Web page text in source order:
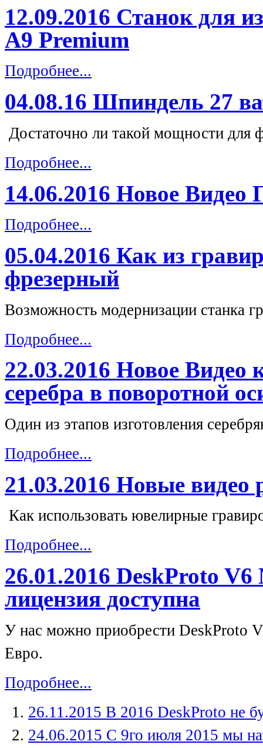
12.09.2016 Станок для
A9 Premium
Подробнее...
04.08.16 Шпиндель 27
Достаточно ли такой мощности для
Подробнее...
14.06.2016 Новое Видео
Подробнее...
05.04.2016 Как из
фрезерный
Возможность модернизации станка
Подробнее...
22.03.2016 Новое Видео
серебра в поворотной
Один из этапов изготовления
Подробнее...
21.03.2016 Новые видео
Как использовать ювелирные
Подробнее...
26.01.2016 DeskProto
лицензия доступна
У нас можно приобрести DeskProto
Евро.
Подробнее...
26.11.2015 В 2016 DeskProto не
24.06.2015 С 9го июля 2015 мы